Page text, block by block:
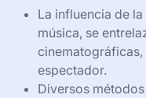
La influencia de
música, se
espectador.
Diversos